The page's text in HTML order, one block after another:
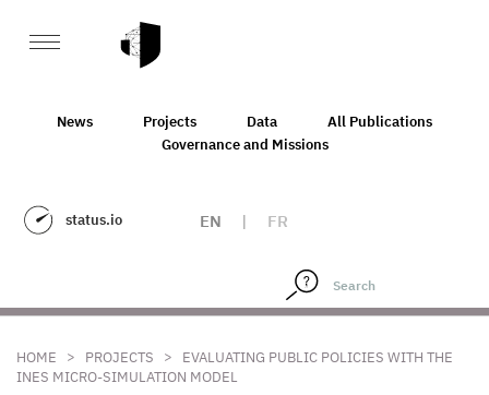
News Projects Data
All Publications
Governance and Missions
status.io EN | FR
HOME > PROJECTS >
EVALUATING PUBLIC POLICIES WITH THE
INES MICRO-SIMULATION MODEL